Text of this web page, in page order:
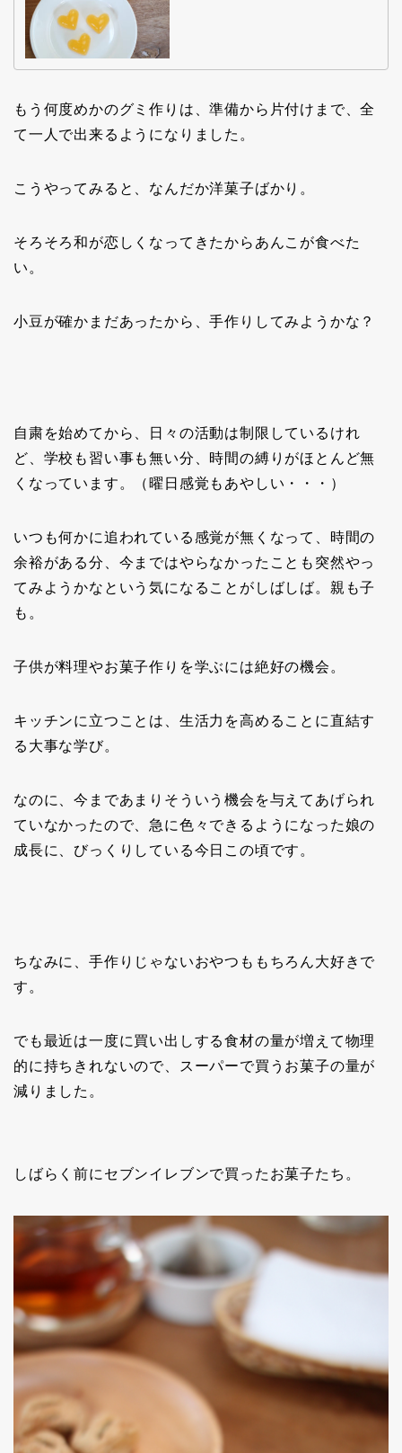
もう何度めかのグミ作りは、準備から片付けまで、全
て一人で出来るようになりました。
こうやってみると、なんだか洋菓子ばかり。
そろそろ和が恋しくなってきたからあんこが食べた
い。
小豆が確かまだあったから、手作りしてみようかな？
自粛を始めてから、日々の活動は制限しているけれ
ど、学校も習い事も無い分、時間の縛りがほとんど無
くなっています。（曜日感覚もあやしい・・・）
いつも何かに追われている感覚が無くなって、時間の
余裕がある分、今まではやらなかったことも突然やっ
てみようかなという気になることがしばしば。親も子
も。
子供が料理やお菓子作りを学ぶには絶好の機会。
キッチンに立つことは、生活力を高めることに直結す
る大事な学び。
なのに、今まであまりそういう機会を与えてあげられ
ていなかったので、急に色々できるようになった娘の
成長に、びっくりしている今日この頃です。
ちなみに、手作りじゃないおやつももちろん大好きで
す。
でも最近は一度に買い出しする食材の量が増えて物理
的に持ちきれないので、スーパーで買うお菓子の量が
減りました。
しばらく前にセブンイレブンで買ったお菓子たち。